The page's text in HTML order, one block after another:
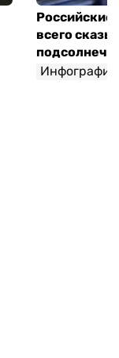
Российские
всего